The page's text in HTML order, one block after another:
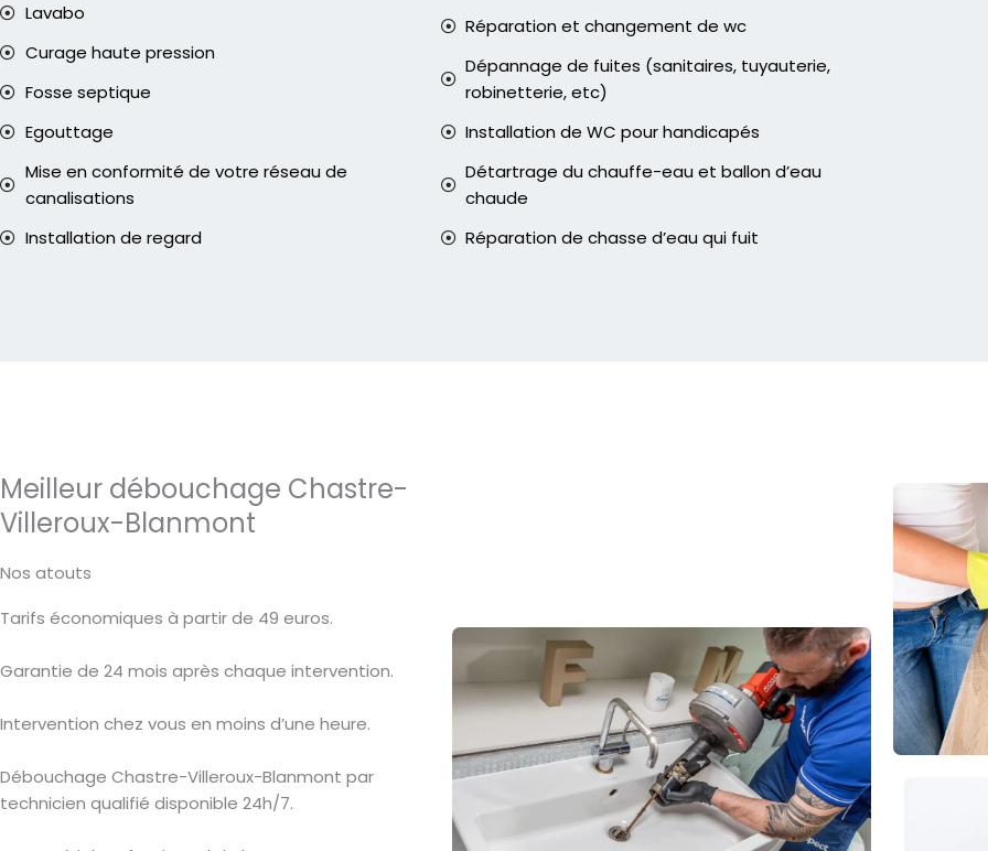
Lavabo
Curage haute pression
Fosse septique
Egouttage
Mise en conformité de votre réseau de
canalisations
Installation de regard
Réparation et changement de wc
Dépannage de fuites (sanitaires, tuyauterie,
robinetterie, etc)
Installation de WC pour handicapés
Détartrage du chauffe-eau et ballon d’eau
chaude
Réparation de chasse d’eau qui fuit
Meilleur débouchage Chastre-
Villeroux-Blanmont
Nos atouts
Tarifs économiques à partir de 49 euros.
Garantie de 24 mois après chaque intervention.
Intervention chez vous en moins d’une heure.
Débouchage Chastre-Villeroux-Blanmont par
technicien qualifié disponible 24h/7.